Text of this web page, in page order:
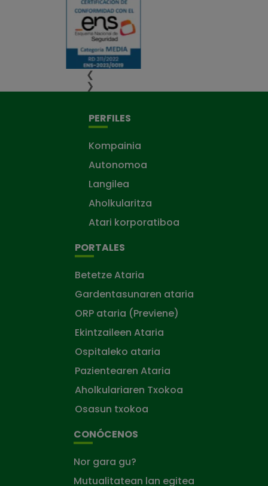
❮
❯
PERFILES
Kompainia
Autonomoa
Langilea
Aholkularitza
Atari korporatiboa
PORTALES
Betetze Ataria
Gardentasunaren ataria
ORP ataria (Previene)
Ekintzaileen Ataria
Ospitaleko ataria
Pazientearen Ataria
Aholkulariaren Txokoa
Osasun txokoa
CONÓCENOS
Nor gara gu?
Mutualitatean lan egitea